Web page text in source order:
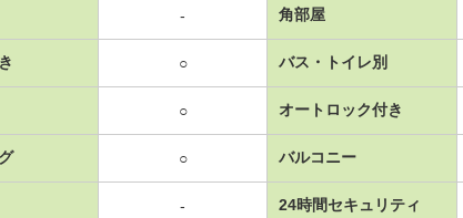
- 角部屋
○ バス・トイレ別
○ オートロック付き
○ バルコニー
- 24時間セキュリティ